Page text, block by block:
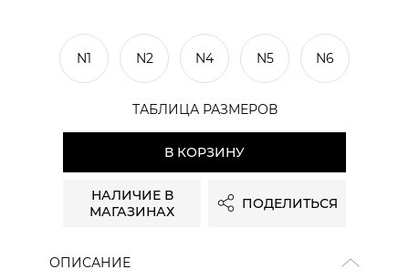
N1 N2 N4 N5 N6
ТАБЛИЦА РАЗМЕРОВ
В КОРЗИНУ
НАЛИЧИЕ В
МАГАЗИНАХ
ПОДЕЛИТЬСЯ
ОПИСАНИЕ